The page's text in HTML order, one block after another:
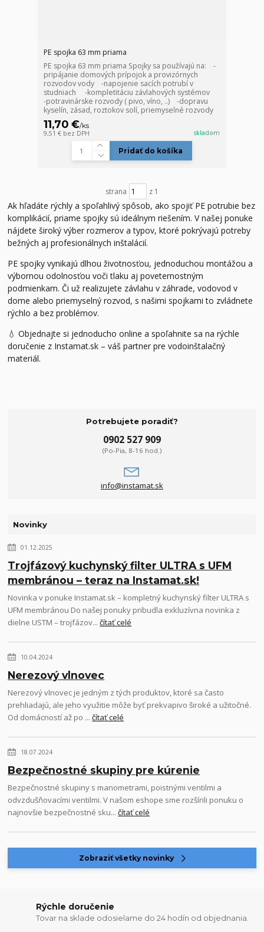
PE spojka 63 mm priama
PE spojka 63 mm priama Spojky sa používajú na: -
pripájanie domových prípojok a provizórnych
rozvodov vody -napojenie sacích potrubí v
studniach -kompletitáciu závlahových systémov
-potravinárske rozvody ( pivo, víno, ..) -dopravu
kyselín, zásad, roztokov solí, priemyselné rozvody
11,70 €/ks
9,51 € bez DPH skladom
Pridať do košíka
strana z 1
Ak hľadáte rýchly a spoľahlivý spôsob, ako spojiť PE potrubie bez
komplikácií, priame spojky sú ideálnym riešením. V našej ponuke
nájdete široký výber rozmerov a typov, ktoré pokrývajú potreby
bežných aj profesionálnych inštalácií.
PE spojky vynikajú dlhou životnosťou, jednoduchou montážou a
výbornou odolnosťou voči tlaku aj poveternostným
podmienkam. Či už realizujete závlahu v záhrade, vodovod v
dome alebo priemyselný rozvod, s našimi spojkami to zvládnete
rýchlo a bez problémov.
💧 Objednajte si jednoducho online a spoľahnite sa na rýchle
doručenie z Instamat.sk – váš partner pre vodoinštalačný
materiál.
Potrebujete poradiť?
0902 527 909
(Po-Pia, 8-16 hod.)
info@instamat.sk
Novinky
01.12.2025
Trojfázový kuchynský filter ULTRA s UFM
membránou – teraz na Instamat.sk!
Novinka v ponuke Instamat.sk – kompletný kuchynský filter ULTRA s
UFM membránou Do našej ponuky pribudla exkluzívna novinka z
dielne USTM – trojfázov...čítať celé
10.04.2024
Nerezový vlnovec
Nerezový vlnovec je jedným z tých produktov, ktoré sa často
prehliadajú, ale jeho využitie môže byť prekvapivo široké a užitočné.
Od domácností až po ...čítať celé
18.07.2024
Bezpečnostné skupiny pre kúrenie
Bezpečnostné skupiny s manometrami, poistnými ventilmi a
odvzdušňovacími ventilmi. V našom eshope sme rozšírili ponuku o
najnovšie bezpečnostné sku...čítať celé
Zobraziť všetky novinky
Rýchle doručenie
Tovar na sklade odosielame do 24 hodín od objednania.